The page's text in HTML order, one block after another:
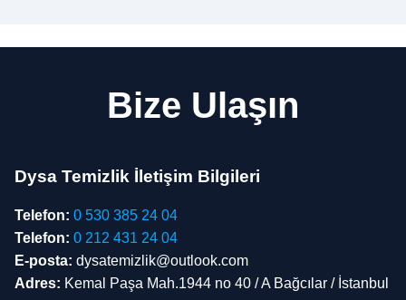
Bize Ulaşın
Dysa Temizlik İletişim Bilgileri
Telefon: 0 530 385 24 04
Telefon: 0 212 431 24 04
E-posta: dysatemizlik@outlook.com
Adres: Kemal Paşa Mah.1944 no 40 / A Bağcılar / İstanbul